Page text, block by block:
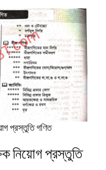
প্রস্তুতি গণিত
নিয়োগ প্রস্তুতি